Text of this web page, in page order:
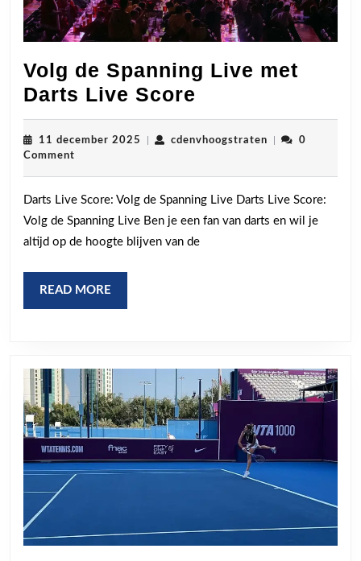
Volg de Spanning Live met
Darts Live Score
de
Spanning
met
Darts
Live
11 december 2025 cdenvhoogstraten
0
Comment
Darts Live Score: Volg de Spanning Live Darts Live Score:
Volg de Spanning Live Ben je een fan van darts en wil je
altijd op de hoogte blijven van de
READ MORE
MORE